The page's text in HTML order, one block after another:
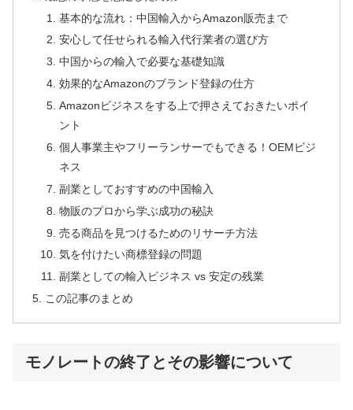
基本的な流れ：中国輸入からAmazon販売まで
安心して任せられる輸入代行業者の選び方
中国からの輸入で必要な基礎知識
効果的なAmazonのブランド登録の仕方
Amazonビジネスをする上で押さえておきたいポイ
ント
個人事業主やフリーランサーでもできる！OEMビジ
ネス
副業としておすすめの中国輸入
物販のプロから学ぶ成功の秘訣
売る商品を見つけるためのリサーチ方法
気を付けたい商標登録の問題
副業としての輸入ビジネス vs 安定の残業
この記事のまとめ
モノレートの終了とその影響について